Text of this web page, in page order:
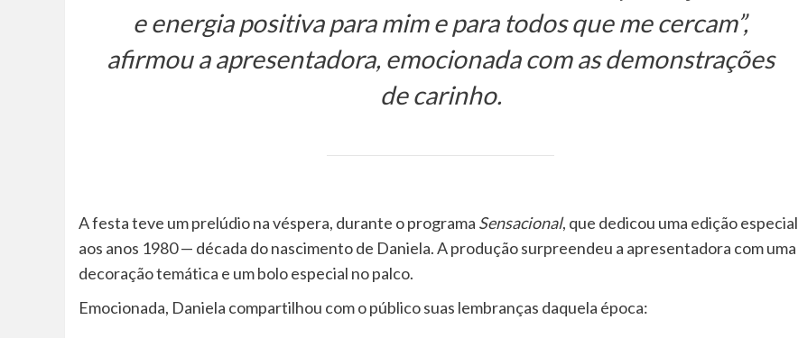
e energia positiva para mim e para todos que me cercam”,
afirmou a apresentadora, emocionada com as demonstrações
de carinho.
A festa teve um prelúdio na véspera, durante o programa Sensacional, que dedicou uma edição especial
aos anos 1980 — década do nascimento de Daniela. A produção surpreendeu a apresentadora com uma
decoração temática e um bolo especial no palco.
Emocionada, Daniela compartilhou com o público suas lembranças daquela época: